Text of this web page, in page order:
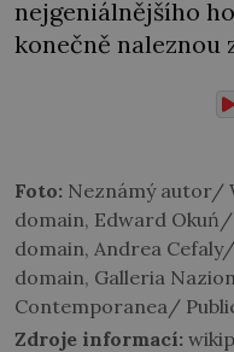
nejgeniálnějšího
konečně naleznou
Foto: Neznámý autor/
domain, Edward
domain, Andrea
domain, Galleria
Contemporanea/
Zdroje informací: